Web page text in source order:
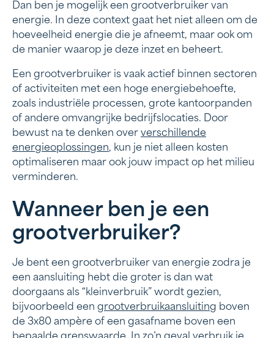
Wanneer ben je een grootverbruiker?
Een passende energieaansluiting
De rol van energieopslag bij grootverbruik
Regelgeving voor grootverbruikers
Op zoek naar een slimme oplossing voor energie
grootverbruik?
Dan ben je mogelijk een grootverbruiker van
energie. In deze context gaat het niet alleen om de
hoeveelheid energie die je afneemt, maar ook om
de manier waarop je deze inzet en beheert.
Een grootverbruiker is vaak actief binnen sectoren
of activiteiten met een hoge energiebehoefte,
zoals industriële processen, grote kantoorpanden
of andere omvangrijke bedrijfslocaties. Door
bewust na te denken over verschillende
energieoplossingen, kun je niet alleen kosten
optimaliseren maar ook jouw impact op het milieu
verminderen.
Wanneer ben je een
grootverbruiker?
Je bent een grootverbruiker van energie zodra je
een aansluiting hebt die groter is dan wat
doorgaans als “kleinverbruik” wordt gezien,
bijvoorbeeld een grootverbruikaansluiting boven
de 3x80 ampère of een gasafname boven een